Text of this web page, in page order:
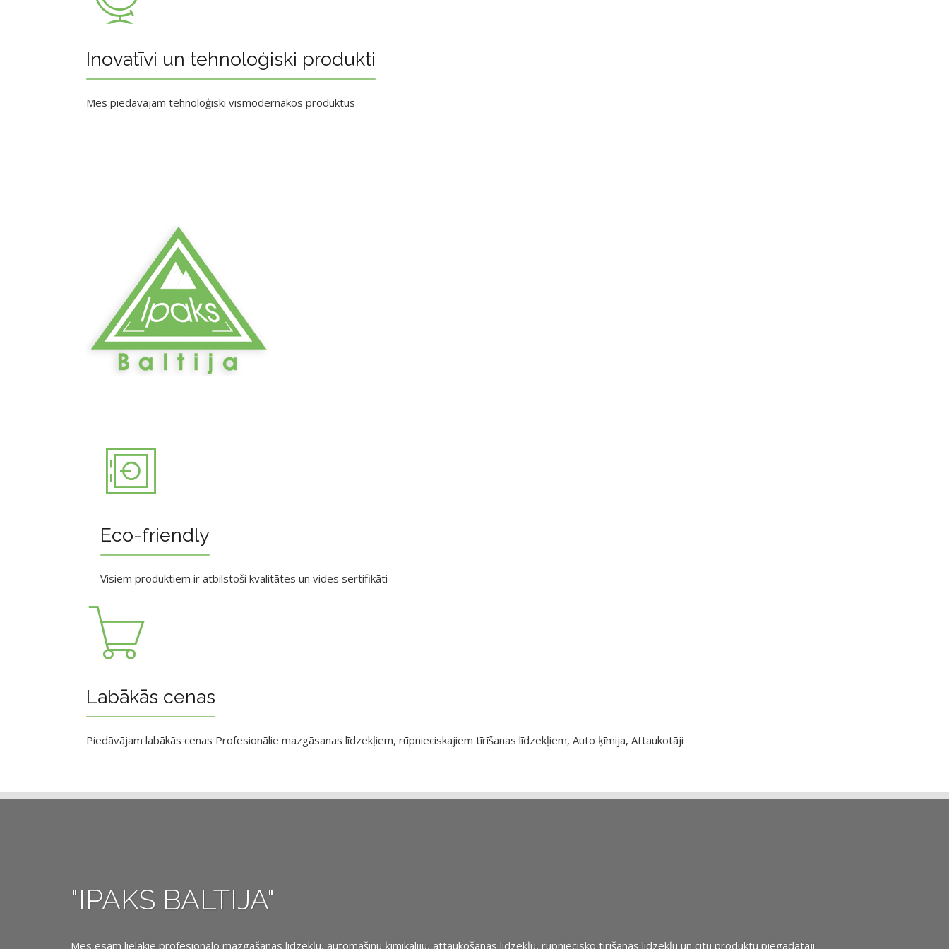
Inovatīvi un tehnoloģiski produkti
Mēs piedāvājam tehnoloģiski vismodernākos produktus
Eco-friendly
Visiem produktiem ir atbilstoši kvalitātes un vides sertifikāti
Labākās cenas
Piedāvājam labākās cenas Profesionālie mazgāsanas līdzekļiem, rūpnieciskajiem tīrīšanas līdzekļiem, Auto ķīmija, Attaukotāji
"IPAKS BALTIJA"
Mēs esam lielākie profesionālo mazgāšanas līdzekļu, automašīnu ķimikāliju, attaukošanas līdzekļu, rūpniecisko tīrīšanas līdzekļu un citu produktu piegādātāji.